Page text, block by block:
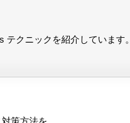
クニックを紹介しています。